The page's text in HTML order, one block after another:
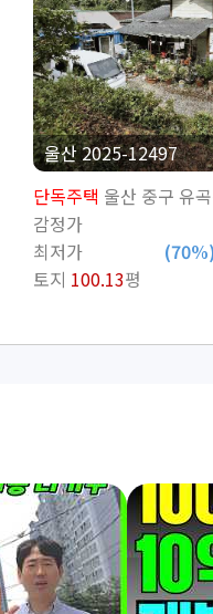
울산 2025-12497
단독주택 울산 중구 유
감정가
최저가
토지 100.13평